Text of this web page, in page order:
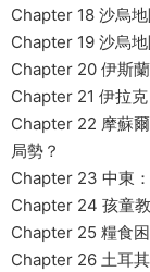
Chapter 18 沙烏
Chapter 19 沙烏
Chapter 20 伊斯
Chapter 21 伊拉
Chapter 22 摩蘇
局勢？
Chapter 23 中東
Chapter 24 孩童
Chapter 25 糧食
Chapter 26 土耳